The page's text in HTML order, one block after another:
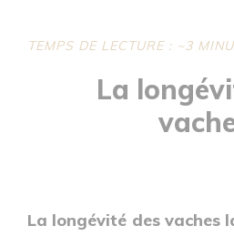
TEMPS DE LECTURE : ~3
La
La longévité des